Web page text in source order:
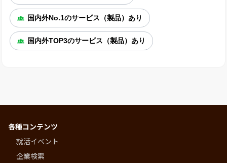
国内外No.1のサービス（製品）あり
国内外TOP3のサービス（製品）あり
各種コンテンツ
就活イベント
企業検索